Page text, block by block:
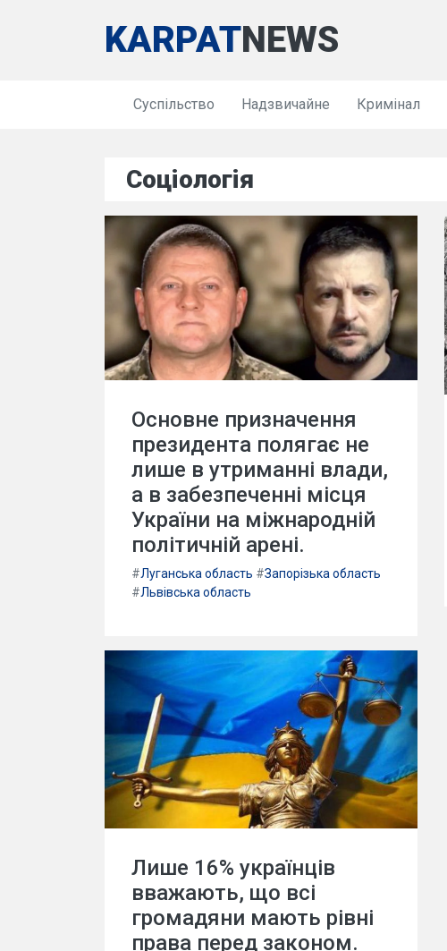
KARPATNEWS
Суспільство Надзвичайне Кримінал
Соціологія
Основне призначення
президента полягає не
лише в утриманні влади,
а в забезпеченні місця
України на міжнародній
політичній арені.
#Луганська область #Запорізька область
#Львівська область
Лише 16% українців
вважають, що всі
громадяни мають рівні
права перед законом.